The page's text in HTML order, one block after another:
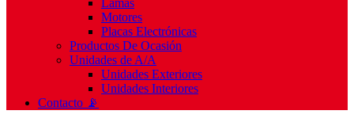
Lamas
Motores
Placas Electrónicas
Productos De Ocasión
Unidades de A/A
Unidades Exteriores
Unidades Interiores
Contacto 📡